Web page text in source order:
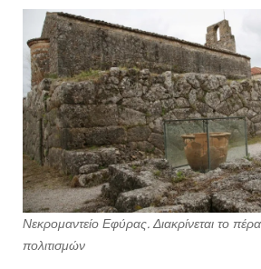
Νεκρομαντείο Εφύρας. Διακρίνεται το
πολιτισμών